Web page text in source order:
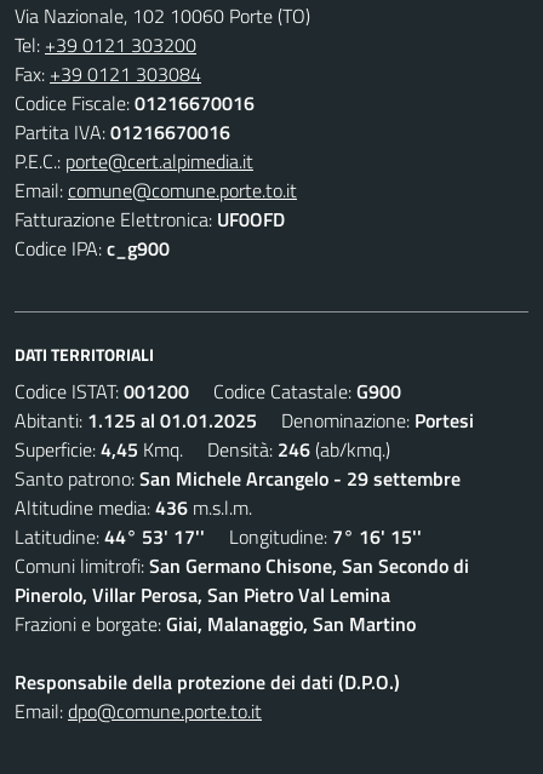
Via Nazionale, 102 10060 Porte (TO)
Tel: +39 0121 303200
Fax: +39 0121 303084
Codice Fiscale:01216670016
Partita IVA:01216670016
P.E.C.: porte@cert.alpimedia.it
Email:comune@comune.porte.to.it
Fatturazione Elettronica: UF0OFD
Codice IPA:c_g900
DATI TERRITORIALI
Codice ISTAT:001200 Codice Catastale:G900
Abitanti: 1.125 al 01.01.2025 Denominazione: Portesi
Superficie:4,45 Kmq. Densità: 246(ab/kmq.)
Santo patrono:San Michele Arcangelo - 29 settembre
Altitudine media:436 m.s.l.m.
Latitudine:44° 53' 17'' Longitudine: 7° 16' 15''
Comuni limitrofi:San Germano Chisone, San Secondo di
Pinerolo, Villar Perosa, San Pietro Val Lemina
Frazioni e borgate:Giai, Malanaggio, San Martino
Responsabile della protezione dei dati (D.P.O.)
Email:dpo@comune.porte.to.it